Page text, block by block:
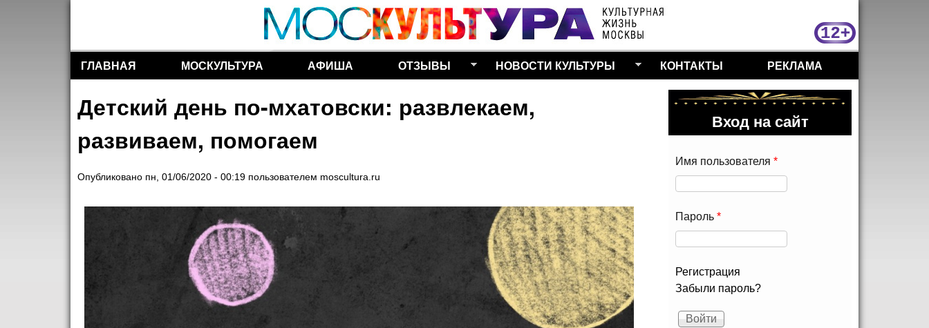
Перейти к основному
содержанию
Разделы сайта
ГЛАВНАЯ МОСКУЛЬТУРА АФИША ОТЗЫВЫ НОВОСТИ КУЛЬТУРЫ КОНТАКТЫ РЕКЛАМА
Детский день по-мхатовски: развлекаем,
развиваем, помогаем
Опубликовано пн, 01/06/2020 - 00:19 пользователем moscultura.ru
Вход на сайт
Имя пользователя *
Пароль *
Регистрация
Забыли пароль?